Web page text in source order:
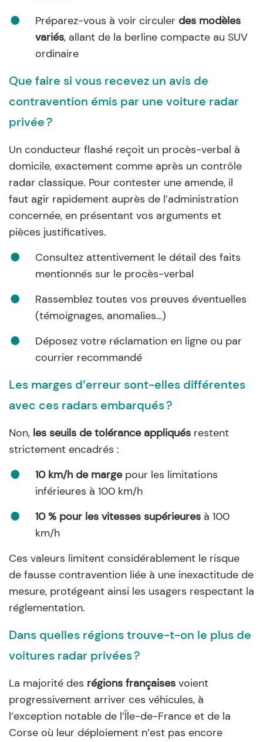
Préparez-vous à voir circuler des modèles
variés, allant de la berline compacte au SUV
ordinaire
Que faire si vous recevez un avis de
contravention émis par une voiture radar
privée ?
Un conducteur flashé reçoit un procès-verbal à
domicile, exactement comme après un contrôle
radar classique. Pour contester une amende, il
faut agir rapidement auprès de l’administration
concernée, en présentant vos arguments et
pièces justificatives.
Consultez attentivement le détail des faits
mentionnés sur le procès-verbal
Rassemblez toutes vos preuves éventuelles
(témoignages, anomalies…)
Déposez votre réclamation en ligne ou par
courrier recommandé
Les marges d’erreur sont-elles différentes
avec ces radars embarqués ?
Non, les seuils de tolérance appliqués restent
strictement encadrés :
10 km/h de margepour les limitations
inférieures à 100 km/h
10 % pour les vitesses supérieures à 100
km/h
Ces valeurs limitent considérablement le risque
de fausse contravention liée à une inexactitude de
mesure, protégeant ainsi les usagers respectant la
réglementation.
Dans quelles régions trouve-t-on le plus de
voitures radar privées ?
La majorité des régions françaises voient
progressivement arriver ces véhicules, à
l’exception notable de l’Île-de-France et de la
Corse où leur déploiement n’est pas encore